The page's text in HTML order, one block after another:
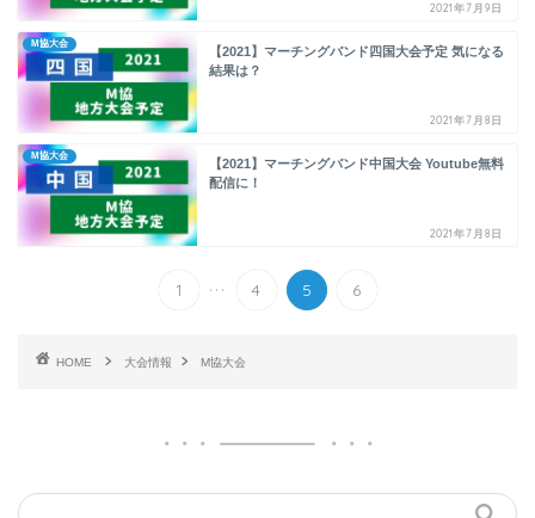
2021年7月9日
M協大会
【2021】マーチングバンド四国大会予定 気になる
結果は？
2021年7月8日
M協大会
【2021】マーチングバンド中国大会 Youtube無料
配信に！
2021年7月8日
1 ... 4 5 6
HOME 大会情報 M協大会